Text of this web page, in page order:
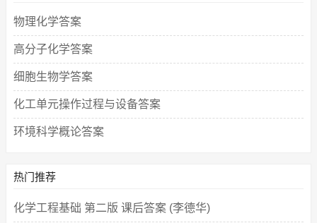
物理化学答案
高分子化学答案
细胞生物学答案
化工单元操作过程与设备答案
环境科学概论答案
热门推荐
化学工程基础 第二版 课后答案 (李德华)